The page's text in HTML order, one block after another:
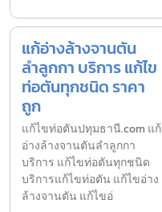
แก้อ่างล้างจานตัน
ลำลูกกา บริการ แก้ไข
ท่อตันทุกชนิด ราคา
ถูก
แก้ไขท่อตันปทุมธานี.com แก้
อ่างล้างจานตันลำลูกกา
บริการ แก้ไขท่อตันทุกชนิด
บริการแก้ไขท่อตัน แก้ไขอ่าง
ล้างจานตัน แก้ไขอ่